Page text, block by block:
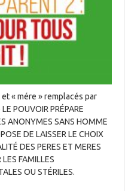
et « mére » remplacés par
POUVOIR PRÉPARE
ANONYMES SANS HOMME
DE LAISSER LE CHOIX
DES PERES ET MERES
FAMILLES
OU STÉRILES.